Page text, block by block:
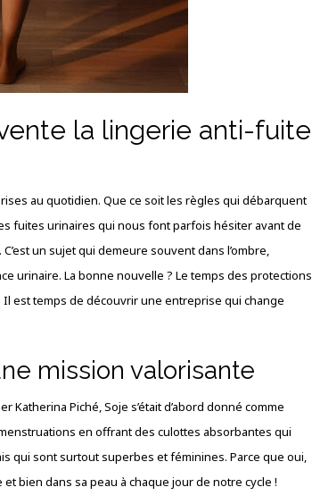
la lingerie anti-fuite
au quotidien. Que ce soit les règles qui débarquent
fuites urinaires qui nous font parfois hésiter avant de
un sujet qui demeure souvent dans l’ombre,
urinaire. La bonne nouvelle ? Le temps des protections
est temps de découvrir une entreprise qui change
mission valorisante
Katherina Piché, Soje s’était d’abord donné comme
en offrant des culottes absorbantes qui
qui sont surtout superbes et féminines. Parce que oui,
bien dans sa peau à chaque jour de notre cycle !